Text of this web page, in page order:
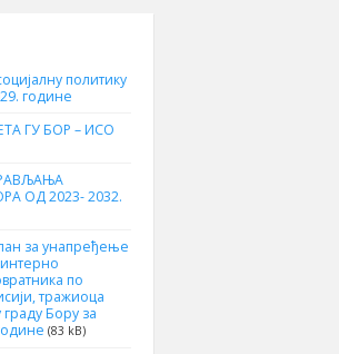
политику
године
ГУ БОР – ИСО
ОД 2023- 2032.
за унапређење
по
тражиоца
Бору за
(83 kB)